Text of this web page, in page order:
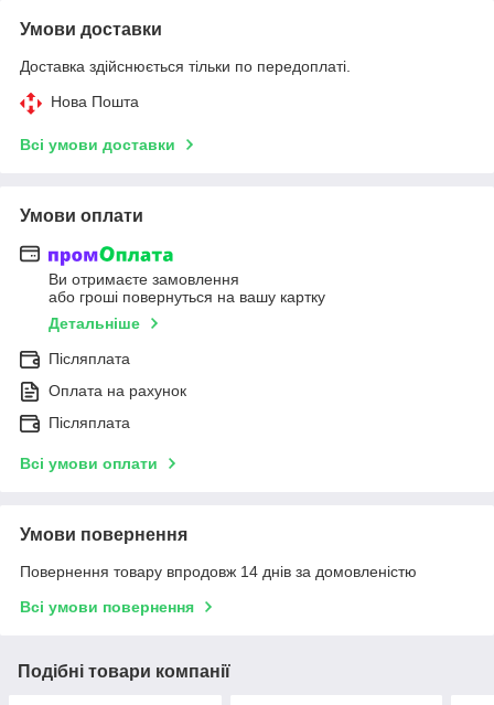
Умови доставки
Доставка здійснюється тільки по передоплаті.
Нова Пошта
Всі умови доставки
Умови оплати
Ви отримаєте замовлення
або гроші повернуться на вашу картку
Детальніше
Післяплата
Оплата на рахунок
Післяплата
Всі умови оплати
Умови повернення
Повернення товару впродовж 14 днів за домовленістю
Всі умови повернення
Подібні товари компанії